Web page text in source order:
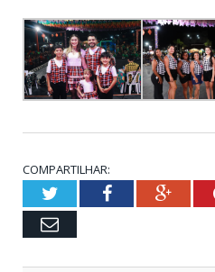
COMPARTILHAR:
TwitterFacebook
Email